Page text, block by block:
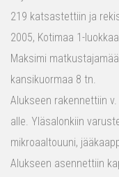
219 katsastettiin ja
2005, Kotimaa 1-
Maksimi
kansikuormaa 8 tn.
Alukseen rakennettiin
alle. Yläsalonkiin
mikroaaltouuni,
Alukseen asennettiin